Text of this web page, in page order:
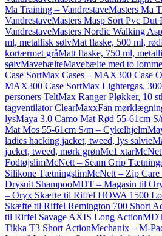
Ma Training – VandrestaveMasters Ma
VandrestaveMasters Masp Sort Pvc Dut
VandrestaveMasters Nordic Walking
ml, metallisk sølvMat flaske, 500 ml, rød
kortærmet gråMatt flaske, 750 ml,
sølvMavebælteMavebælte med to
Case SortMax Cases – MAX300 Case
MAX300 Case SortMax Lightergas,
personers TeltMax Ranger Pløkker, 10
tagventilator ClearMaxxFan
lysMaya 3.0 Camo Mat Rød 55-61cm
Mat Mos 55-61cm S/m – Cykelhjelm
ladies hacking jacket, tweed, lys salvie
jacket, tweed, mørk grønMc1 xtar
FodtøjslimMcNett – Seam Grip
Silikone TætningslimMcNett – Zip Care
Drysuit ShampooMDT – Magasin til
– Oryx Skæfte til Riffel HOWA 1500
Skæfte til Riffel Remington 700 Short
til Riffel Savage AXIS Long Action
Tikka T3 Short ActionMechanix – M-